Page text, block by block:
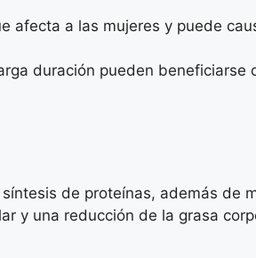
afecta a las mujeres y puede
duración pueden beneficiarse
de proteínas, además de
y una reducción de la grasa